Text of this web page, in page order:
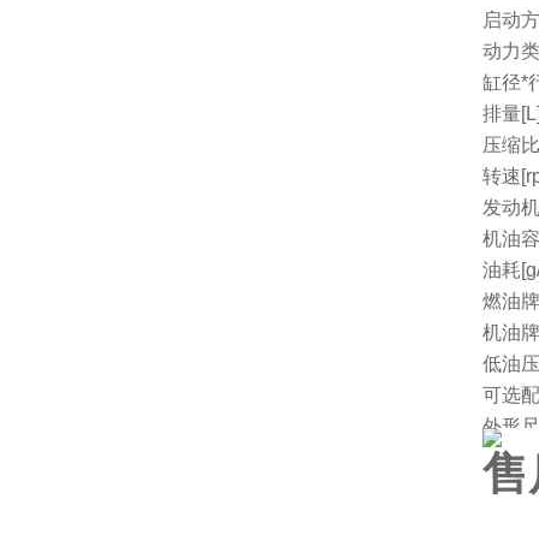
启动
动力
缸径*
排量
压缩比
转速
发动
机油
油耗
燃油
机油
低油
可选
外形
净重
厂家
售